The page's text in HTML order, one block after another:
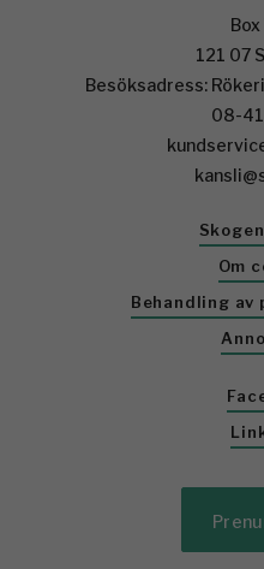
121 07
Besöksadress:
08-
Om
Behandling